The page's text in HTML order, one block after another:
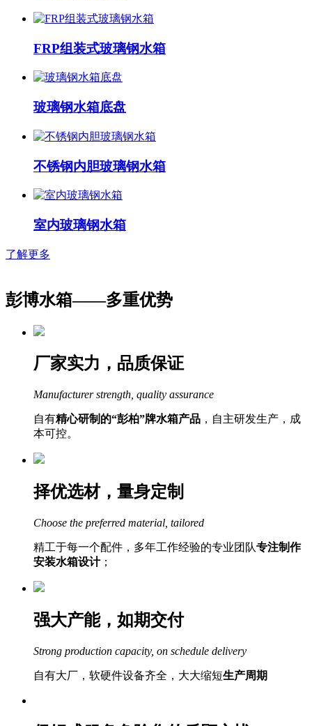
FRP组装式玻璃钢水箱
玻璃钢水箱底盘
不锈钢内胆玻璃钢水箱
室内玻璃钢水箱
了解更多
彭博水箱——多重优势
厂家实力，品质保证
Manufacturer strength, quality assurance
自有精心研制的“彭柏”牌水箱产品 ，自主研发生产，成
本可控。
择优选材，量身定制
Choose the preferred material, tailored
精工于每一个配件，多年工作经验的专业团队专注制作
安装水箱设计；
强大产能，如期交付
Strong production capacity, on schedule delivery
自有大厂，软硬件设备齐全，大大缩短生产周期